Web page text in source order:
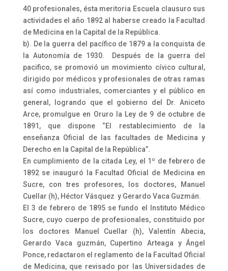
40 profesionales, ésta meritoria Escuela clausuro sus
actividades el año 1892 al haberse creado la Facultad
de Medicina en la Capital de la República.
b). De la guerra del pacífico de 1879 a la conquista de
la Autonomía de 1930. Después de la guerra del
pacifico, se promovió un movimiento cívico cultural,
dirigido por médicos y profesionales de otras ramas
así como industriales, comerciantes y el público en
general, logrando que el gobierno del Dr. Aniceto
Arce, promulgue en Oruro la Ley de 9 de octubre de
1891, que dispone “El restablecimiento de la
enseñanza Oficial de las facultades de Medicina y
Derecho en la Capital de la República”.
En cumplimiento de la citada Ley, el 1º de febrero de
1892 se inauguró la Facultad Oficial de Medicina en
Sucre, con tres profesores, los doctores, Manuel
Cuellar (h), Héctor Vásquez y Gerardo Vaca Guzmán.
El 3 de febrero de 1895 se fundo el Instituto Médico
Sucre, cuyo cuerpo de profesionales, constituido por
los doctores Manuel Cuellar (h), Valentín Abecia,
Gerardo Vaca guzmán, Cupertino Arteaga y Ángel
Ponce, redactaron el reglamento de la Facultad Oficial
de Medicina, que revisado por las Universidades de